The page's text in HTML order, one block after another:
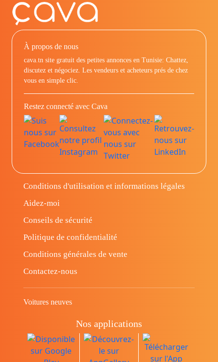
À propos de nous
cava.tn site gratuit des petites annonces en Tunisie: Chattez,
discutez et négociez. Les vendeurs et acheteurs prés de chez
vous en simple clic.
Restez connecté avec Cava
Conditions d'utilisation et informations légales
Aidez-moi
Conseils de sécurité
Politique de confidentialité
Conditions générales de vente
Contactez-nous
Voitures neuves
Nos applications